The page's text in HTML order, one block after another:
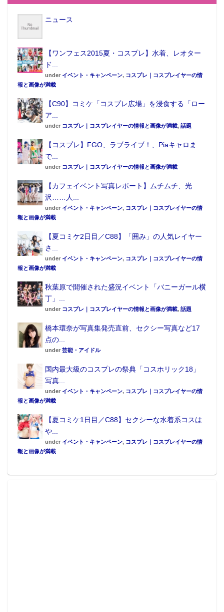
ニュース
【ワンフェス2015夏・コスプレ】水着、レオター
ド...
under イベント・キャンペーン, コスプレ｜コスプレイヤーの情
報と画像が満載
【C90】コミケ「コスプレ広場」を浸食する「ロー
ア...
under コスプレ｜コスプレイヤーの情報と画像が満載, 話題
【コスプレ】FGO、ラブライブ！、Piaキャロま
で...
under コスプレ｜コスプレイヤーの情報と画像が満載
【カフェイベント写真レポート】ムチムチ、光
沢……人...
under イベント・キャンペーン, コスプレ｜コスプレイヤーの情
報と画像が満載
【夏コミケ2日目／C88】「囲み」の人気レイヤー
さ...
under イベント・キャンペーン, コスプレ｜コスプレイヤーの情
報と画像が満載
秋葉原で開催された盛況イベント「バニーガール横
丁」...
under コスプレ｜コスプレイヤーの情報と画像が満載, 話題
橋本環奈が写真集発売直前、セクシー写真など17
点の...
under 芸能・アイドル
国内最大級のコスプレの祭典「コスホリック18」
写真...
under イベント・キャンペーン, コスプレ｜コスプレイヤーの情
報と画像が満載
【夏コミケ1日目／C88】セクシーな水着系コスは
や...
under イベント・キャンペーン, コスプレ｜コスプレイヤーの情
報と画像が満載